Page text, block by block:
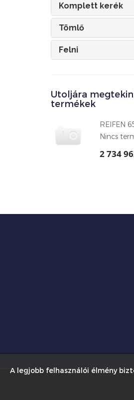
Komplett kerék
Tömlő
Felni
Utoljára
termékek
REIFEN
Nincs
2 734
A legjobb felhasználói élmény